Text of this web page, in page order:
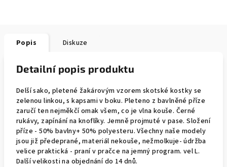
Popis Diskuze
Detailní popis produktu
Delší sako, pletené žakárovým vzorem skotské kostky se
zelenou linkou, s kapsami v boku. Pleteno z bavlněné příze
zaručí ten nejměkčí omak všem, co je vlna kouše. Černé
rukávy, zapínání na knoflíky. Jemně projmuté v pase. Složení
příze - 50% bavlny+ 50% polyesteru. Všechny naše modely
jsou již předeprané, materiál nekouše, nežmolkuje- údržba
velice praktická - praní v pračce na jemný program. vel L.
Další velikosti na objednání do 14 dnů.